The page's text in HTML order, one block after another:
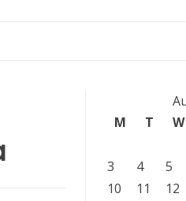
M
T W
3
4 5
10
11 12